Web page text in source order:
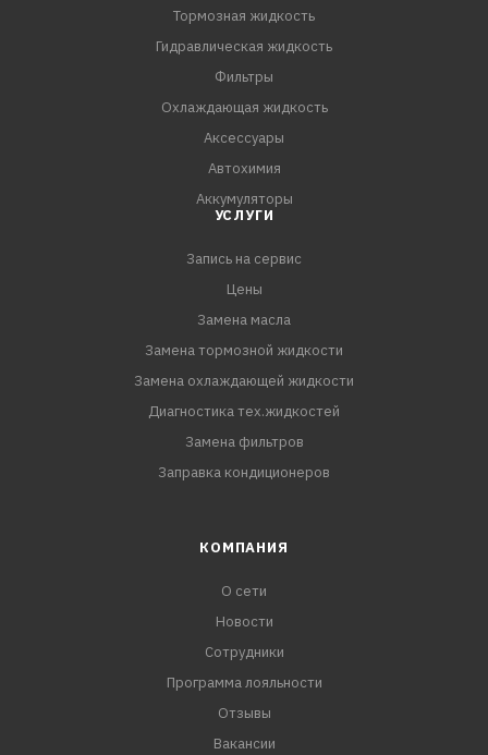
Тормозная жидкость
Гидравлическая жидкость
Фильтры
Охлаждающая жидкость
Аксессуары
Автохимия
Аккумуляторы
УСЛУГИ
Запись на сервис
Цены
Замена масла
Замена тормозной жидкости
Замена охлаждающей жидкости
Диагностика тех.жидкостей
Замена фильтров
Заправка кондиционеров
КОМПАНИЯ
О сети
Новости
Сотрудники
Программа лояльности
Отзывы
Вакансии